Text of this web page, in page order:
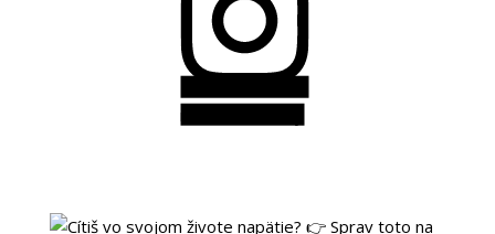
radoslavzarecky